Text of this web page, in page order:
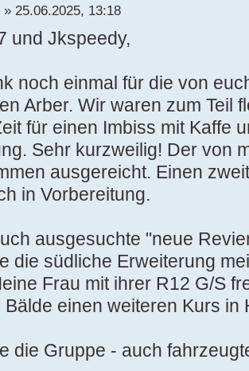
» 25.06.2025, 13:18
und Jkspeedy,
noch einmal für die von
Arber. Wir waren zum Teil
für einen Imbiss mit Kaffe
Sehr kurzweilig! Der von
ausgereicht. Einen
in Vorbereitung.
ausgesuchte "neue
die südliche Erweiterung
Frau mit ihrer R12 G/S
Bälde einen weiteren Kurs
die Gruppe - auch